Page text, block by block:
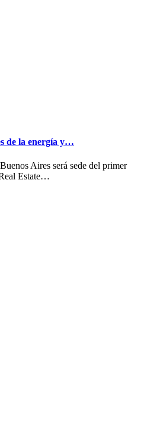
de la energía y…
Aires será sede del primer
Estate…